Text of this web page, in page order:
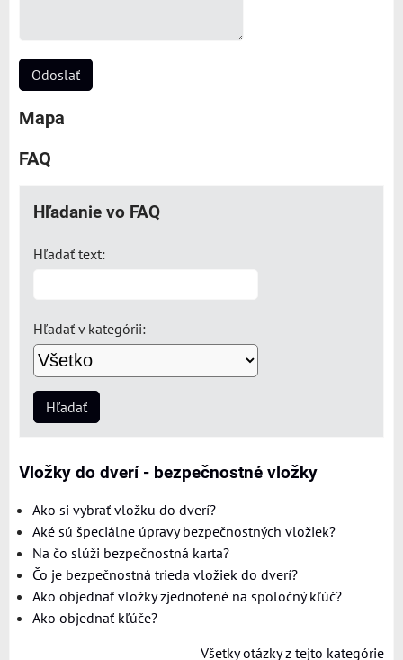
Odoslať
Mapa
FAQ
Hľadanie vo FAQ
Hľadať text:
Hľadať v kategórii:
Hľadať
Vložky do dverí - bezpečnostné vložky
Ako si vybrať vložku do dverí?
Aké sú špeciálne úpravy bezpečnostných vložiek?
Na čo slúži bezpečnostná karta?
Čo je bezpečnostná trieda vložiek do dverí?
Ako objednať vložky zjednotené na spoločný kľúč?
Ako objednať kľúče?
Všetky otázky z tejto kategórie